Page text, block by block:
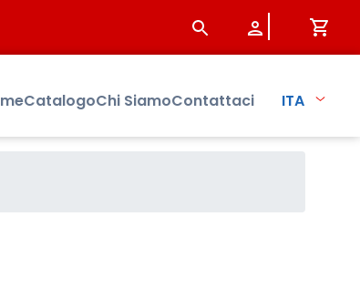
CatalogoChi SiamoContattaci ITA